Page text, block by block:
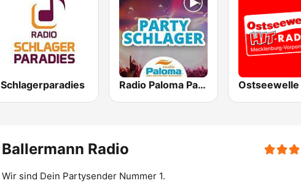
Schlagerparadies Radio Paloma Partyschlager
Ballermann Radio
Wir sind Dein Partysender Nummer 1.